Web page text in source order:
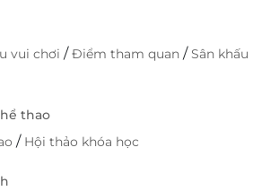
vui chơi /Điểm tham quan /Sân khấu
thao
/ Hội thảo khóa học